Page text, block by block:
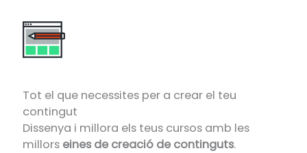
Tot el que necessites per a crear el teu
contingut
Dissenya i millora els teus cursos amb les
millors eines de creació de continguts.